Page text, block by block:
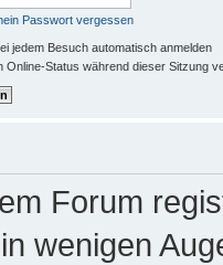
Passwort vergessen
jedem Besuch automatisch anmelden
Online-Status während dieser Sitzung
Forum
wenigen